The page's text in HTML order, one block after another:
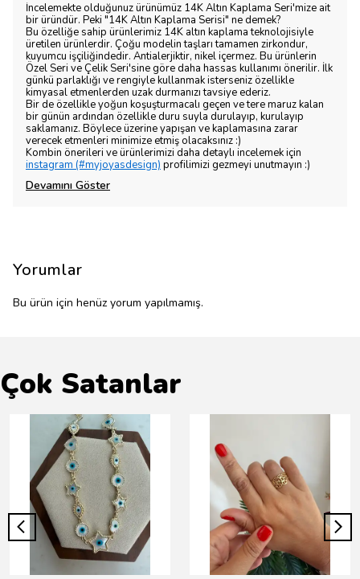
İncelemekte olduğunuz ürünümüz 14K Altın Kaplama Seri'mize ait
bir üründür. Peki "14K Altın Kaplama Serisi" ne demek?
Bu özelliğe sahip ürünlerimiz 14K altın kaplama teknolojisiyle
üretilen ürünlerdir. Çoğu modelin taşları tamamen zirkondur,
kuyumcu işçiliğindedir. Antialerjiktir, nikel içermez. Bu ürünlerin
Özel Seri ve Çelik Seri'sine göre daha hassas kullanımı önerilir. İlk
günkü parlaklığı ve rengiyle kullanmak isterseniz özellikle
kimyasal etmenlerden uzak durmanızı tavsiye ederiz.
Bir de özellikle yoğun koşuşturmacalı geçen ve tere maruz kalan
bir günün ardından özellikle duru suyla durulayıp, kurulayıp
saklamanız. Böylece üzerine yapışan ve kaplamasına zarar
verecek etmenleri minimize etmiş olacaksınız :)
Kombin önerileri ve ürünlerimizi daha detaylı incelemek için
instagram (#myjoyasdesign) profilimizi gezmeyi unutmayın :)
Devamını Göster
Yorumlar
Bu ürün için henüz yorum yapılmamış.
Çok Satanlar